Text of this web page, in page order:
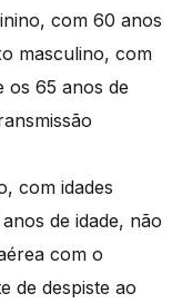
com 60 anos
masculino, com
os 65 anos de
com idades
de idade, não
com o
de despiste ao